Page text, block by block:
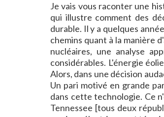
Je vais vous raconter une
qui illustre comment des
durable. Il y a quelques
chemins quant à la manière
nucléaires, une analyse
considérables. L'énergie
Alors, dans une décision
Un pari motivé en grande
dans cette technologie. Ce
Tennessee [tous deux